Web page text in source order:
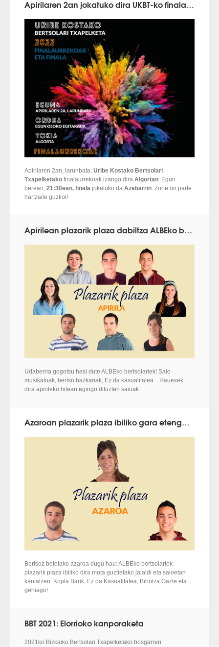
Apirilaren 2an jokatuko dira UKBT-ko finalaurrekoak eta finala
Apirilaren 2an, larunbata, Uribe Kostako Bertsolari
Txapelketako finalaurrekoak izango dira Algortan. Egun
berean, 21:30ean, finala jokatuko da Azebarrin. Zorte on parte
hartzaile guztioi!
Apirilean plazarik plaza dabiltza ALBEko bertsolariak
Udaberria gogotsu hasi dute ALBEko bertsolariek! Saio
musikatuak, bertso bazkariak, Ez da kasualitatea... Hauexek
dira apirileko hilean egingo dituzten saioak.
Azaroan plazarik plaza ibiliko gara etengabe!
Bertsoz betetako azaroa dugu hau: ALBEko bertsolariek
plazarik plaza ibiliko dira mota guztietako jaialdi eta saioetan
kantatzen: Kopla Barik, Ez da Kasualitatea, Bihotza Gazte eta
gehiago!
BBT 2021: Elorrioko kanporaketa
2021ko Bizkaiko Bertsolari Txapelketako bosgarren